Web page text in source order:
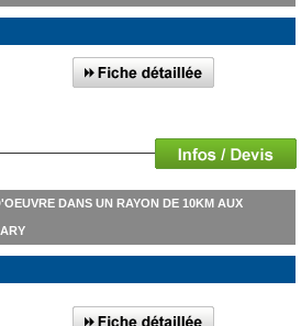
DANS UN RAYON DE 10KM AUX